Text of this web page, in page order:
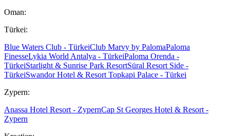
Oman:
Türkei:
Blue Waters Club - TürkeiClub Marvy by PalomaPaloma
FinesseLykia World Antalya - TürkeiPaloma Orenda -
TürkeiStarlight & Sunrise Park ResortSüral Resort Side -
TürkeiSwandor Hotel & Resort Topkapi Palace - Türkei
Zypern:
Anassa Hotel Resort - ZypernCap St Georges Hotel & Resort -
Zypern